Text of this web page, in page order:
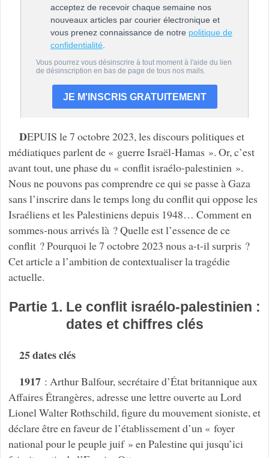
DEPUIS le 7 octobre 2023, les discours politiques et
médiatiques parlent de « guerre Israël-Hamas ». Or, c’est
avant tout, une phase du « conflit israélo-palestinien ».
Nous ne pouvons pas comprendre ce qui se passe à Gaza
sans l’inscrire dans le temps long du conflit qui oppose les
Israéliens et les Palestiniens depuis 1948… Comment en
sommes-nous arrivés là ? Quelle est l’essence de ce
conflit ? Pourquoi le 7 octobre 2023 nous a-t-il surpris ?
Cet article a l’ambition de contextualiser la tragédie
actuelle.
Partie 1. Le conflit israélo-palestinien :
dates et chiffres clés
25 dates clés
1917: Arthur Balfour, secrétaire d’État britannique aux
Affaires Étrangères, adresse une lettre ouverte au Lord
Lionel Walter Rothschild, figure du mouvement sioniste, et
déclare être en faveur de l’établissement d’un « foyer
national pour le peuple juif » en Palestine qui jusqu’ici